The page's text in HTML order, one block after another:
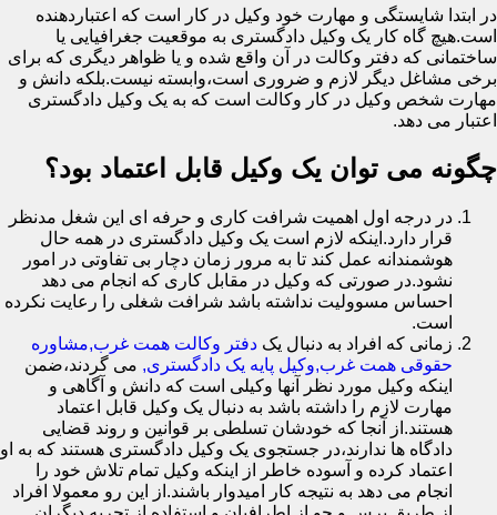
در ابتدا شایستگی و مهارت خود وکیل در کار است که اعتباردهنده
است.هیچ گاه کار یک وکیل دادگستری به موقعیت جغرافیایی یا
ساختمانی که دفتر وکالت در آن واقع شده و یا ظواهر دیگری که برای
برخی مشاغل دیگر لازم و ضروری است،وابسته نیست.بلکه دانش و
مهارت شخص وکیل در کار وکالت است که به یک وکیل دادگستری
اعتبار می دهد.
چگونه می توان یک وکیل قابل اعتماد بود؟
در درجه اول اهمیت شرافت کاری و حرفه ای این شغل مدنظر
قرار دارد.اینکه لازم است یک وکیل دادگستری در همه حال
هوشمندانه عمل کند تا به مرور زمان دچار بی تفاوتی در امور
نشود.در صورتی که وکیل در مقابل کاری که انجام می دهد
احساس مسوولیت نداشته باشد شرافت شغلی را رعایت نکرده
است.
زمانی که افراد به دنبال یک دفتر وکالت همت غرب,مشاوره
حقوقی همت غرب,وکیل پایه یک دادگستری, می گردند،ضمن
اینکه وکیل مورد نظر آنها وکیلی است که دانش و آگاهی و
مهارت لازم را داشته باشد به دنبال یک وکیل قابل اعتماد
هستند.از آنجا که خودشان تسلطی بر قوانین و روند قضایی
دادگاه ها ندارند،در جستجوی یک وکیل دادگستری هستند که به او
اعتماد کرده و آسوده خاطر از اینکه وکیل تمام تلاش خود را
انجام می دهد به نتیجه کار امیدوار باشند.از این رو معمولا افراد